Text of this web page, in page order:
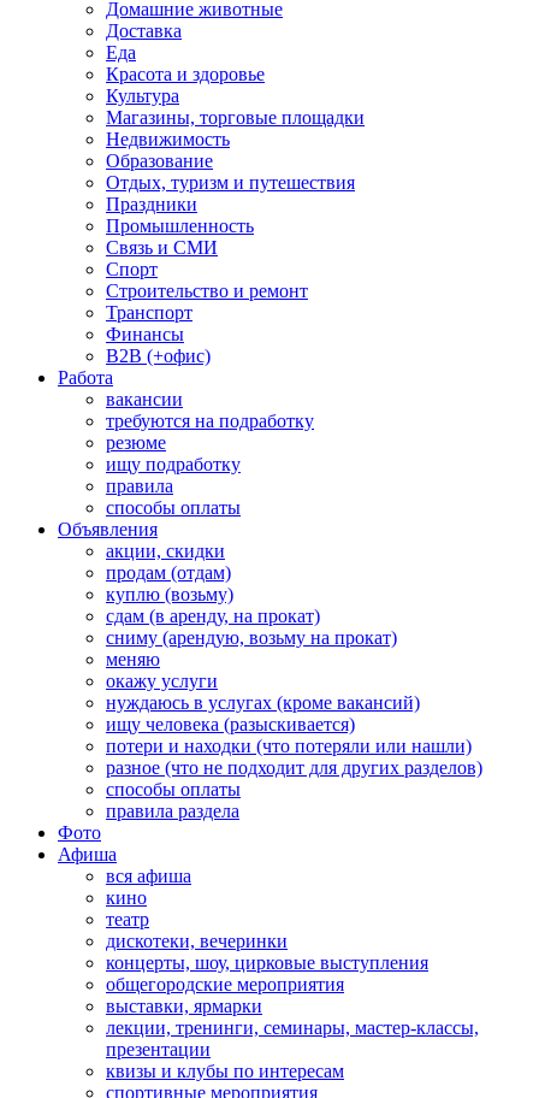
Домашние животные
Доставка
Еда
Красота и здоровье
Культура
Магазины, торговые площадки
Недвижимость
Образование
Отдых, туризм и путешествия
Праздники
Промышленность
Связь и СМИ
Спорт
Строительство и ремонт
Транспорт
Финансы
B2B (+офис)
Работа
вакансии
требуются на подработку
резюме
ищу подработку
правила
способы оплаты
Объявления
акции, скидки
продам (отдам)
куплю (возьму)
сдам (в аренду, на прокат)
сниму (арендую, возьму на прокат)
меняю
окажу услуги
нуждаюсь в услугах (кроме вакансий)
ищу человека (разыскивается)
потери и находки (что потеряли или нашли)
разное (что не подходит для других разделов)
способы оплаты
правила раздела
Фото
Афиша
вся афиша
кино
театр
дискотеки, вечеринки
концерты, шоу, цирковые выступления
общегородские мероприятия
выставки, ярмарки
лекции, тренинги, семинары, мастер-классы,
презентации
квизы и клубы по интересам
спортивные мероприятия